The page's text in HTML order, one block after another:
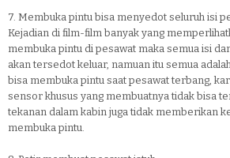
7. Membuka pintu bisa menyedot seluruh isi
Kejadian di film-film banyak yang
membuka pintu di pesawat maka semua isi
akan tersedot keluar, namuan itu semua
bisa membuka pintu saat pesawat terbang,
sensor khusus yang membuatnya tidak bisa
tekanan dalam kabin juga tidak memberikan
membuka pintu.